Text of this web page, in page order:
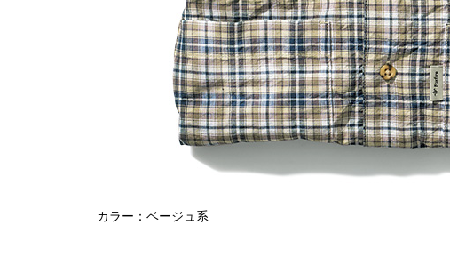
ショート･クロップドパンツ
シューズ
スリップオン
レースアップ
スニーカー
ブーツ
その他
ワンピース／チュニック
ハンドバッグ
ショルダーバッグ
クラッチバッグ
ボディバッグ
リュック･バックパック
ボストンバッグ
スーツケース／キャリーバッグ
光学機器
ステーショナリー
AVソフト／書籍／図録
アウトドア･スポーツ用品
その他
カラー：ベージュ系